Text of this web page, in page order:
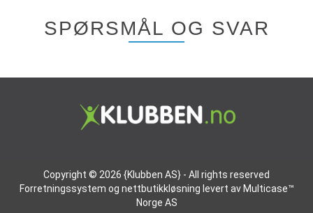
SPØRSMÅL OG SVAR
Copyright © 2026 {Klubben AS} - All rights reserved
Forretningssystem og nettbutikkløsning levert avMulticase™
Norge AS